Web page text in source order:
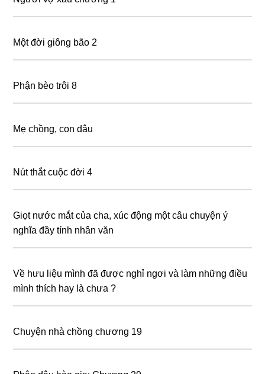
Một đời giông bão 2
Phận bèo trôi 8
Mẹ chồng, con dâu
Nút thắt cuộc đời 4
Giọt nước mắt của cha, xúc động một câu chuyện ý
nghĩa đầy tính nhân văn
Về hưu liệu mình đã được nghỉ ngơi và làm những điều
mình thích hay là chưa ?
Chuyện nhà chồng chương 19